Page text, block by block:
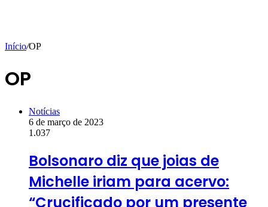
Início/OP
OP
Notícias
6 de março de 2023
1.037
Bolsonaro diz que joias de
Michelle iriam para acervo:
“Crucificado por um presente